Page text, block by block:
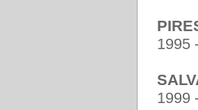
1995
1999